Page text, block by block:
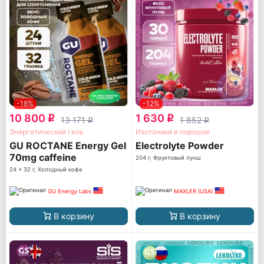
-18%
10 800 q 13 171q
Энергетический гель
GU ROCTANE Energy Gel
70mg caffeine
24 x 32 г, Холодный кофе
GU Energy Labs
В корзину
-12%
1 630 q 1 852q
Изотоники в порошке
Electrolyte Powder
204 г, Фруктовый пунш
MAXLER (USA)
В корзину